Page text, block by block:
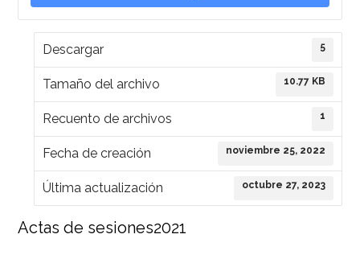
Descargar 5
Tamaño del archivo 10.77 KB
Recuento de archivos 1
Fecha de creación noviembre 25, 2022
Última actualización octubre 27, 2023
Actas de sesiones2021